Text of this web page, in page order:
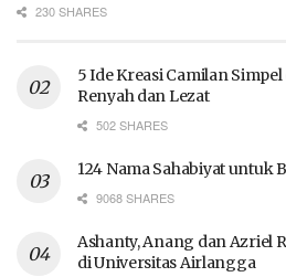
230 SHARES
5 Ide Kreasi Camilan
Renyah dan Lezat
502 SHARES
124 Nama Sahabiyat untuk
9068 SHARES
Ashanty, Anang dan Azriel
di Universitas Airlangga